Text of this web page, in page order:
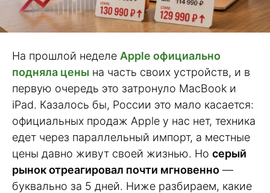
На прошлой неделе Apple официально
подняла цены на часть своих устройств, и в
первую очередь это затронуло MacBook и
iPad. Казалось бы, России это мало касается:
официальных продаж Apple у нас нет, техника
едет через параллельный импорт, а местные
цены давно живут своей жизнью. Но серый
рынок отреагировал почти мгновенно —
буквально за 5 дней. Ниже разбираем, какие